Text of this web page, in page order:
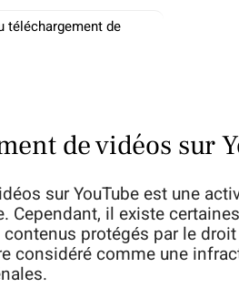
téléchargement de
de vidéos sur
sur YouTube est une
Cependant, il existe
protégés par le droit
considéré comme une